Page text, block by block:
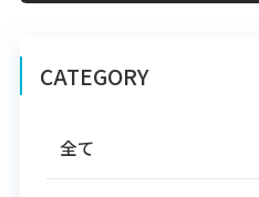
CATEGORY
全て